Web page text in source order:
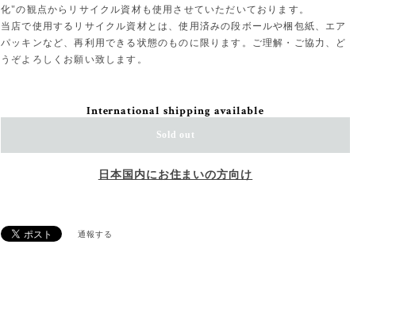
化"の観点からリサイクル資材も使用させていただいております。
当店で使用するリサイクル資材とは、使用済みの段ボールや梱包紙、エア
パッキンなど、再利用できる状態のものに限ります。ご理解・ご協力、ど
うぞよろしくお願い致します。
International shipping available
Sold out
日本国内にお住まいの方向け
通報する